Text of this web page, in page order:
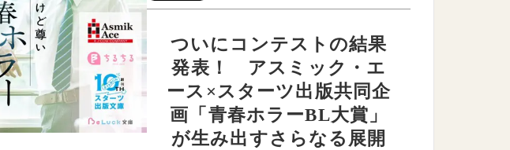
ついにコンテストの結果
発表！ アスミック・エ
ース×スターツ出版共同企
画「青春ホラーBL大賞」
が生み出すさらなる展開